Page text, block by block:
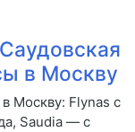
в Москву
Москву: Flynas с
Saudia — с